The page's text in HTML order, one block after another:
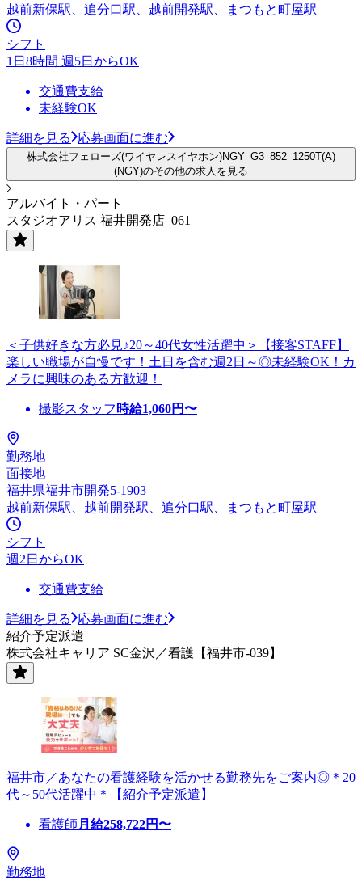
越前新保駅、追分口駅、越前開発駅、まつもと町屋駅
シフト
1日8時間 週5日からOK
交通費支給
未経験OK
詳細を見る 応募画面に進む
株式会社フェローズ(ワイヤレスイヤホン)NGY_G3_852_1250T(A)
(NGY)のその他の求人を見る
アルバイト・パート
スタジオアリス 福井開発店_061
＜子供好きな方必見♪20～40代女性活躍中＞【接客STAFF】
楽しい職場が自慢です！土日を含む週2日～◎未経験OK！カ
メラに興味のある方歓迎！
撮影スタッフ 時給1,060円〜
勤務地
面接地
福井県福井市開発5-1903
越前新保駅、越前開発駅、追分口駅、まつもと町屋駅
シフト
週2日からOK
交通費支給
詳細を見る
応募画面に進む
紹介予定派遣
株式会社キャリア SC金沢／看護【福井市-039】
福井市／あなたの看護経験を活かせる勤務先をご案内◎＊20
代～50代活躍中＊【紹介予定派遣】
看護師 月給258,722円〜
勤務地